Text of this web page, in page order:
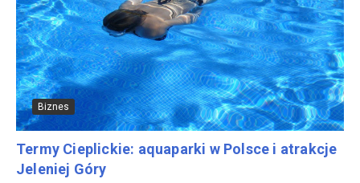
Biznes
Termy Cieplickie: aquaparki w Polsce i atrakcje
Jeleniej Góry